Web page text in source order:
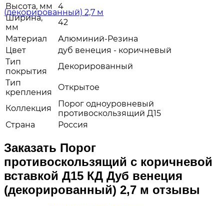
Высота, мм
4
Ширина,
мм
42
Материал
Алюминий-Резина
Цвет
дуб венеция - коричневый
Тип
покрытия
Декорированный
Тип
крепления
Открытое
Коллекция
Порог одноуровневый
противоскользящий Д15
Страна
Россия
Заказать Порог
противоскользящий с коричневой
вставкой Д15 КД Дуб венеция
(декорированный) 2,7 м отзывы